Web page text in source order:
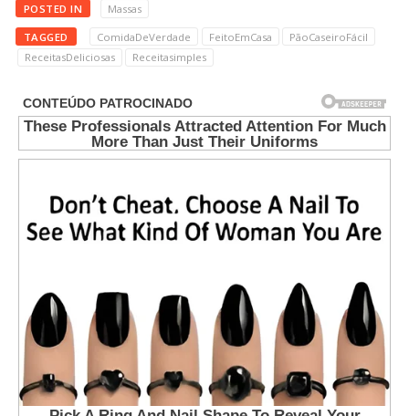
POSTED IN Massas
TAGGED ComidaDeVerdade FeitoEmCasa
PãoCaseiroFácil
ReceitasDeliciosas
Receitasimples